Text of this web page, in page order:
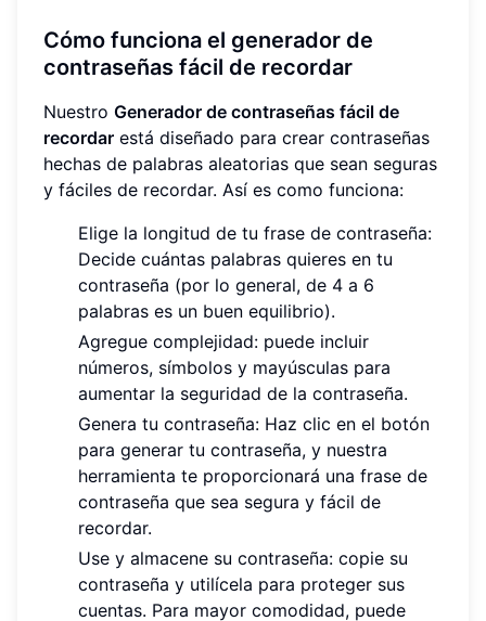
Cómo funciona el generador de
contraseñas fácil de recordar
Nuestro Generador de contraseñas fácil de
recordar está diseñado para crear contraseñas
hechas de palabras aleatorias que sean seguras
y fáciles de recordar. Así es como funciona:
Elige la longitud de tu frase de contraseña:
Decide cuántas palabras quieres en tu
contraseña (por lo general, de 4 a 6
palabras es un buen equilibrio).
Agregue complejidad: puede incluir
números, símbolos y mayúsculas para
aumentar la seguridad de la contraseña.
Genera tu contraseña: Haz clic en el botón
para generar tu contraseña, y nuestra
herramienta te proporcionará una frase de
contraseña que sea segura y fácil de
recordar.
Use y almacene su contraseña: copie su
contraseña y utilícela para proteger sus
cuentas. Para mayor comodidad, puede